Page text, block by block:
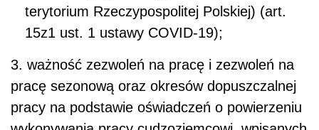
terytorium Rzeczypospolitej Polskiej) (art.
15z1 ust. 1 ustawy COVID-19);
3. ważność zezwoleń na pracę i zezwoleń na
pracę sezonową oraz okresów dopuszczalnej
pracy na podstawie oświadczeń o powierzeniu